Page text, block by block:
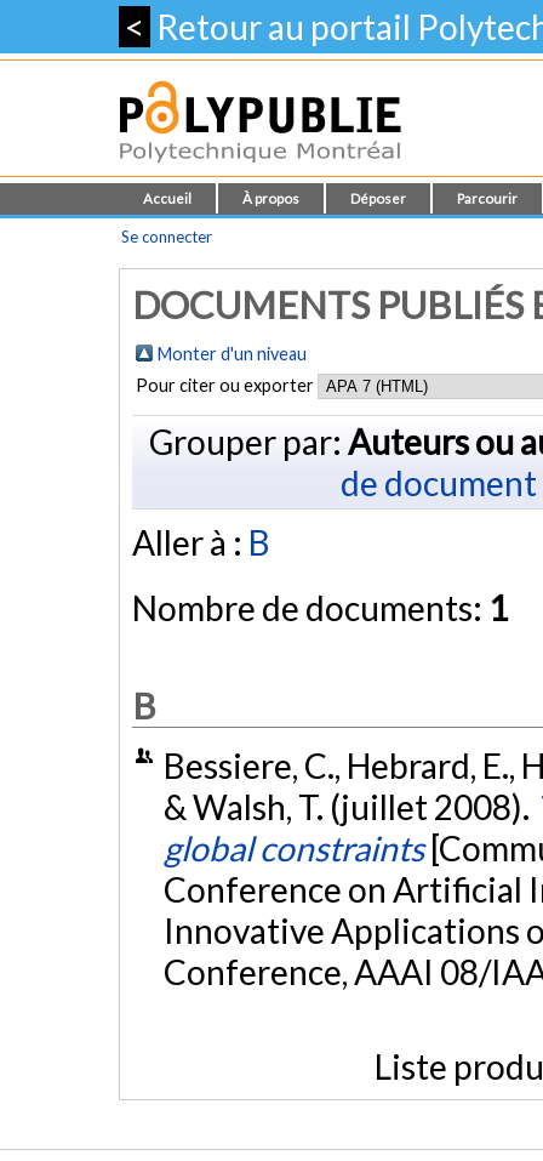
< Retour au portail
Accueil À propos Déposer Parcourir
Se connecter
DOCUMENTS PUBLIÉS
Monter d'un niveau
Pour citer ou exporter
Grouper par: Auteurs ou
de document
Aller à : B
Nombre de documents: 1
B
Bessiere, C., Hebrard, E.,
& Walsh, T. (juillet 2008).
global constraints
Conference on Artificial
Innovative Applications
Conference, AAAI 08/
Liste